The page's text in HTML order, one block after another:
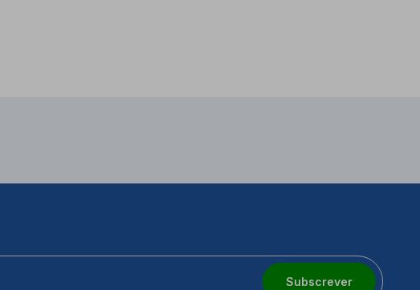
Subscrever